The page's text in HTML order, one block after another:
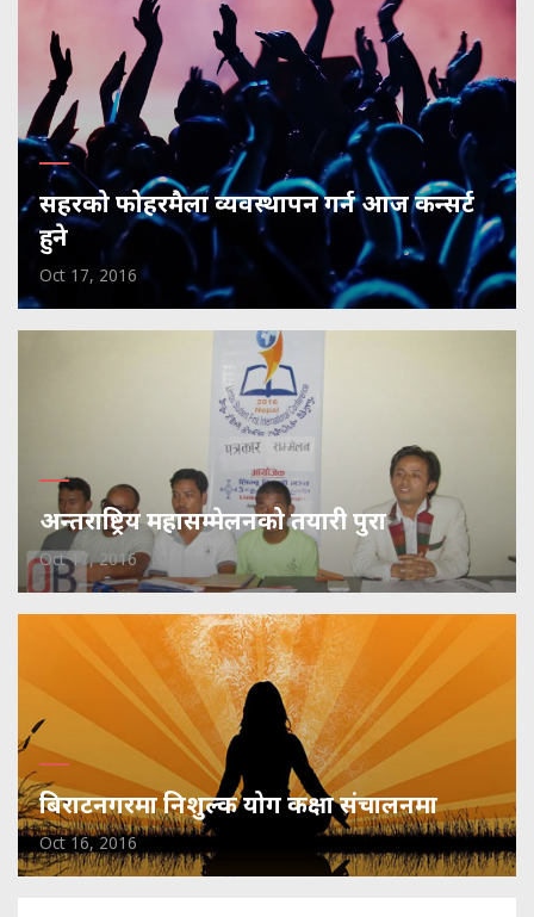
सहरको फोहरमैला व्यवस्थापन गर्न आज कन्सर्ट
हुने
Oct 17, 2016
अन्तराष्ट्रिय महासम्मेलनको तयारी पुरा
Oct 17, 2016
बिराटनगरमा निशुल्क योग कक्षा संचालनमा
Oct 16, 2016